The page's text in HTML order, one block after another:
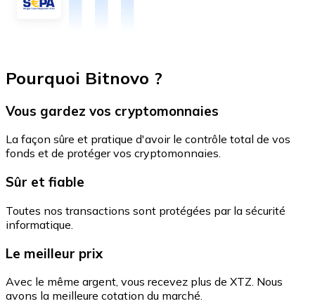
Pourquoi Bitnovo ?
Vous gardez vos cryptomonnaies
La façon sûre et pratique d'avoir le contrôle total de vos
fonds et de protéger vos cryptomonnaies.
Sûr et fiable
Toutes nos transactions sont protégées par la sécurité
informatique.
Le meilleur prix
Avec le même argent, vous recevez plus de XTZ. Nous
avons la meilleure cotation du marché.